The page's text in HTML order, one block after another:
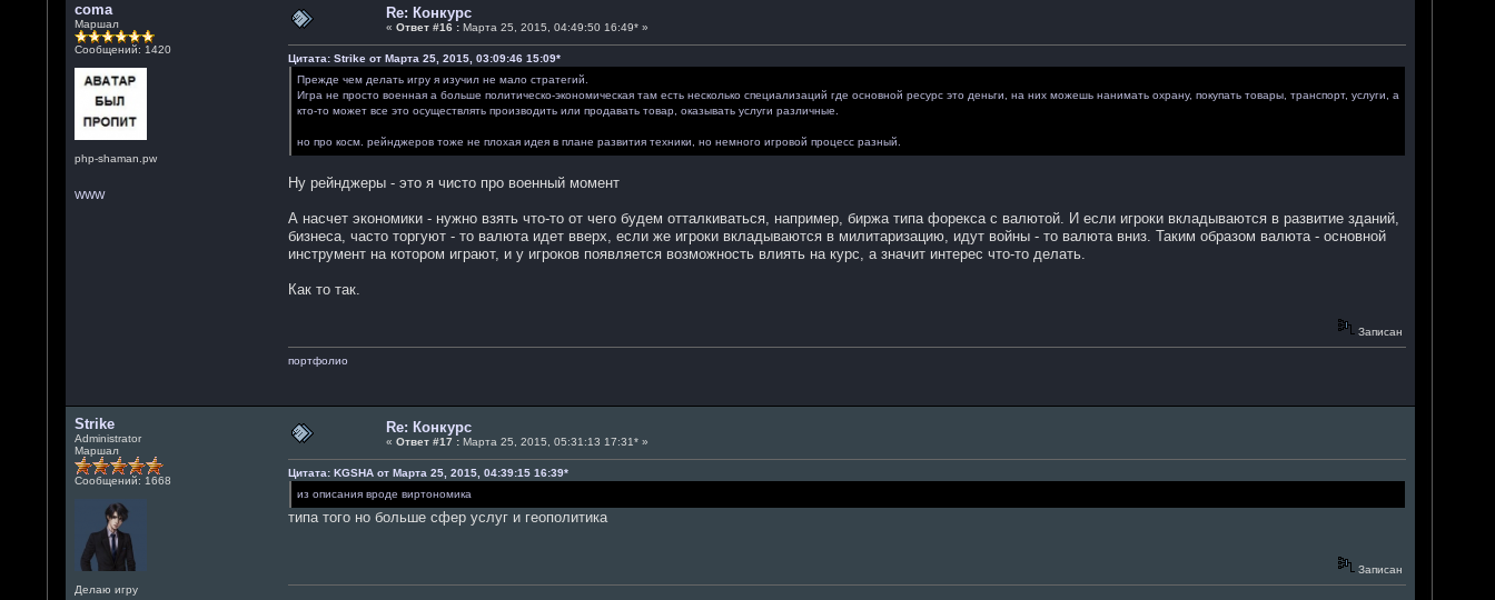
coma
Маршал
Сообщений: 1420
php-shaman.pw
WWW
Re: Конкурс
«Ответ #16 : Марта 25, 2015, 04:49:50 16:49* »
Цитата: Strike от Марта 25, 2015, 03:09:46 15:09*
Прежде чем делать игру я изучил не мало стратегий.
Игра не просто военная а больше политическо-экономическая там есть несколько специализаций где основной ресурс это деньги, на них можешь нанимать охрану, покупать товары, транспорт, услуги, а
кто-то может все это осуществлять производить или продавать товар, оказывать услуги различные.
но про косм. рейнджеров тоже не плохая идея в плане развития техники, но немного игровой процесс разный.
Ну рейнджеры - это я чисто про военный момент
А насчет экономики - нужно взять что-то от чего будем отталкиваться, например, биржа типа форекса с валютой. И если игроки вкладываются в развитие зданий,
бизнеса, часто торгуют - то валюта идет вверх, если же игроки вкладываются в милитаризацию, идут войны - то валюта вниз. Таким образом валюта - основной
инструмент на котором играют, и у игроков появляется возможность влиять на курс, а значит интерес что-то делать.
Как то так.
Записан
портфолио
Strike
Administrator
Маршал
Сообщений: 1668
Делаю игру
Re: Конкурс
«Ответ #17 : Марта 25, 2015, 05:31:13 17:31* »
Цитата: KGSHA от Марта 25, 2015, 04:39:15 16:39*
из описания вроде виртономика
типа того но больше сфер услуг и геополитика
Записан